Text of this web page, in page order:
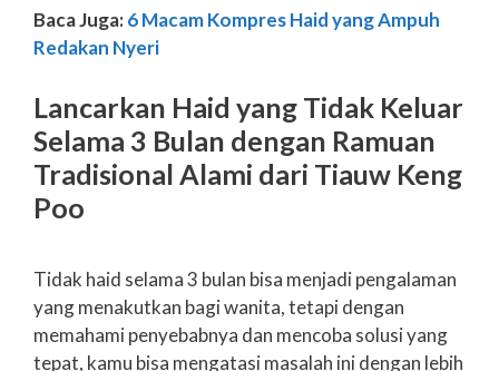
Baca Juga:6 Macam Kompres Haid yang Ampuh
Redakan Nyeri
Lancarkan Haid yang Tidak Keluar
Selama 3 Bulan dengan Ramuan
Tradisional Alami dari Tiauw Keng
Poo
Tidak haid selama 3 bulan bisa menjadi pengalaman
yang menakutkan bagi wanita, tetapi dengan
memahami penyebabnya dan mencoba solusi yang
tepat, kamu bisa mengatasi masalah ini dengan lebih